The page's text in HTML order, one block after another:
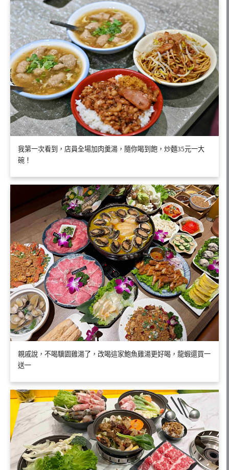
我第一次看到，店員全場加肉羹湯，隨你喝到飽，炒麵35元一大
碗！
親戚說，不喝驥園雞湯了，改喝這家鮑魚雞湯更好喝，龍蝦還買一
送一